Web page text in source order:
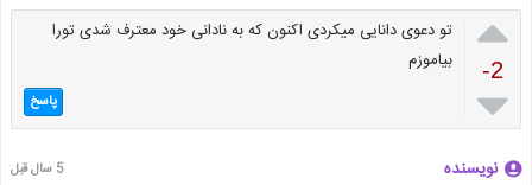

-2

تو دعوی دانایی میکردی اکنون که به نادانی خود معترف شدی تورا
بیاموزم
پاسخ
نویسنده 5 سال قبل